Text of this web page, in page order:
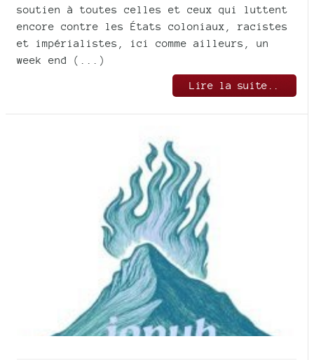
soutien à toutes celles et ceux qui luttent
encore contre les États coloniaux, racistes
et impérialistes, ici comme ailleurs, un
week end (...)
Lire la suite..